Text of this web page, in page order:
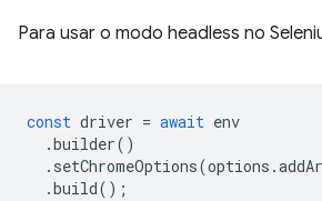
Para usar o modo headless no
const driver = await env
.builder()
. setChromeOptions(options .
.build();